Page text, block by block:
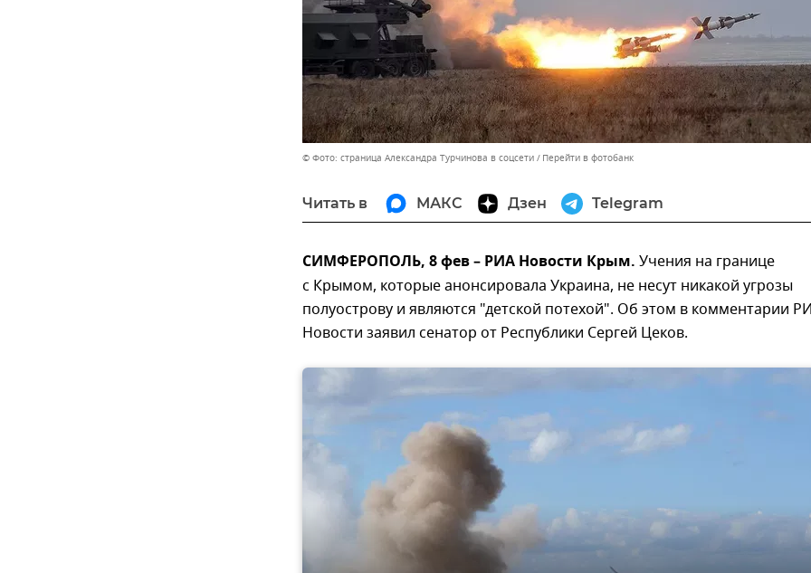
© Фото: страница Александра Турчинова в соцсети Перейти в фотобанк
Читать в МАКС Дзен Telegram
СИМФЕРОПОЛЬ, 8 фев – РИА Новости Крым. Учения на границе
с Крымом, которые анонсировала Украина, не несут никакой угрозы
полуострову и являются "детской потехой". Об этом в комментарии
Новости заявил сенатор от Республики Сергей Цеков.